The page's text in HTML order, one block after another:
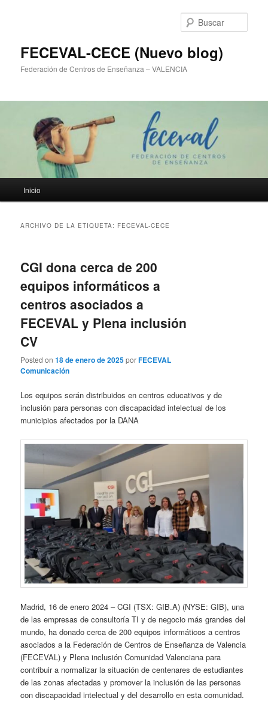
FECEVAL-CECE (Nuevo blog)
Federación de Centros de Enseñanza – VALENCIA
principal
Inicio
ARCHIVO DE LA ETIQUETA: FECEVAL-CECE
CGI dona cerca de 200
equipos informáticos a
centros asociados a
FECEVAL y Plena inclusión
CV
Posted on18 de enero de 2025porFECEVAL
Comunicación
Los equipos serán distribuidos en centros educativos y de
inclusión para personas con discapacidad intelectual de los
municipios afectados por la DANA
Madrid, 16 de enero 2024 – CGI (TSX: GIB.A) (NYSE: GIB), una
de las empresas de consultoría TI y de negocio más grandes del
mundo, ha donado cerca de 200 equipos informáticos a centros
asociados a la Federación de Centros de Enseñanza de Valencia
(FECEVAL) y Plena inclusión Comunidad Valenciana para
contribuir a normalizar la situación de centenares de estudiantes
de las zonas afectadas y promover la inclusión de las personas
con discapacidad intelectual y del desarrollo en esta comunidad.